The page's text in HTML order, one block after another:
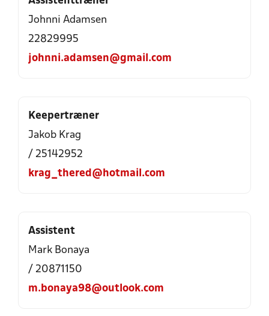
Johnni Adamsen
22829995
johnni.adamsen@gmail.com
Keepertræner
Jakob Krag
/ 25142952
krag_thered@hotmail.com
Assistent
Mark Bonaya
/ 20871150
m.bonaya98@outlook.com